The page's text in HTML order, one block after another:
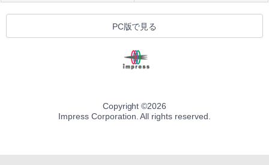
PC版で見る
Copyright ©2026
Impress Corporation. All rights reserved.